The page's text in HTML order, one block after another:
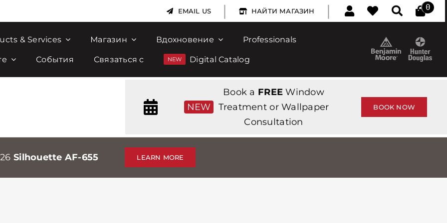
EMAIL US | НАЙТИ МАГАЗИН | 0
& Services Магазин Вдохновение Professionals
События Связаться с Digital Catalog
NEW
Book a FREE Window
Treatment or Wallpaper
Consultation
BOOK NOW
Silhouette AF-655 LEARN MORE